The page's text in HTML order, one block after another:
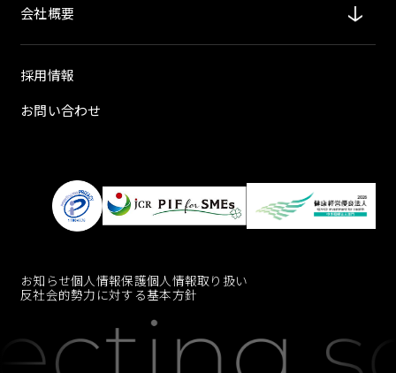
会社概要
採用情報
お問い合わせ
お知らせ個人情報保護個人情報取り扱い
反社会的勢力に対する基本方針